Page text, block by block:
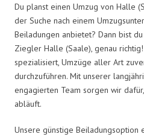
Du planst einen Umzug von Halle
der Suche nach einem
Beiladungen anbietet? Dann bist
Ziegler Halle (Saale), genau
spezialisiert, Umzüge aller Art
durchzuführen. Mit unserer
engagierten Team sorgen wir
abläuft.
Unsere günstige Beiladungsoption